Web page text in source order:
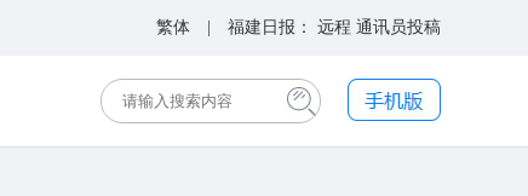
繁体 | 福建日报： 远程 通讯员投稿